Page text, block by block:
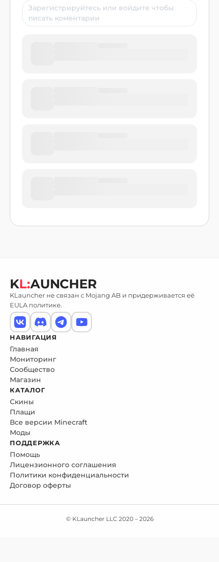
KL:AUNCHER
KLauncher не связан с Mojang AB и придерживается её
EULA политике.
НАВИГАЦИЯ
Главная
Мониторинг
Сообщество
Магазин
КАТАЛОГ
Скины
Плащи
Все версии Minecraft
Моды
ПОДДЕРЖКА
Помощь
Лицензионного соглашения
Политики конфиденциальности
Договор оферты
© KLauncher LLC 2020 – 2026